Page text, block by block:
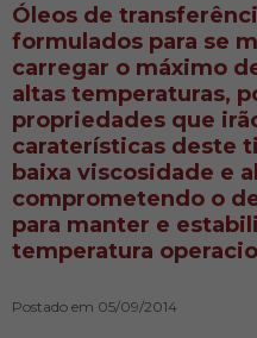
Óleos de
formulados para se
carregar o máximo
altas temperaturas,
propriedades que
caraterísticas deste
baixa viscosidade e
comprometendo o
para manter e
temperatura
Postado em 05/09/2014